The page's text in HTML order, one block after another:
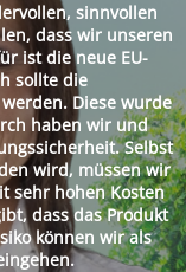
sinnvollen
dass wir unseren
ist die neue EU-
sollte die
Diese wurde
haben wir und
Selbst
wird, müssen wir
sehr hohen Kosten
dass das Produkt
können wir als